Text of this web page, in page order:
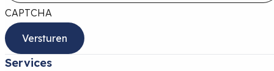
CAPTCHA
Services